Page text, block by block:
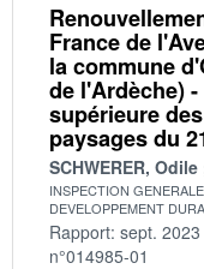
France de
la commune
de l'Ardèche)
supérieure
paysages du
SCHWERER, Odile
INSPECTION
DEVELOPPEMENT
Rapport: sept. 2023
n°014985-01